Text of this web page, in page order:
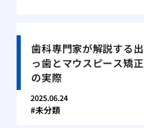
歯科専門家が解説する出
っ歯とマウスピース矯正
の実際
2025.06.24
未分類